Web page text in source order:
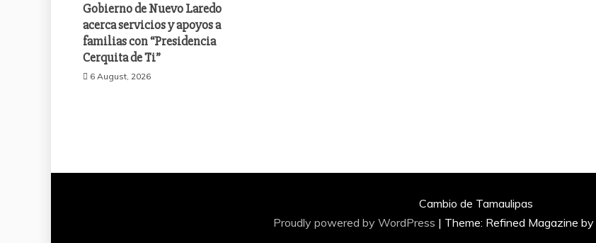
Gobierno de Nuevo Laredo
acerca servicios y apoyos a
familias con “Presidencia
Cerquita de Ti”
6 August, 2026
Cambio de Tamaulipas
Proudly powered by WordPress | Theme: Refined Magazine by